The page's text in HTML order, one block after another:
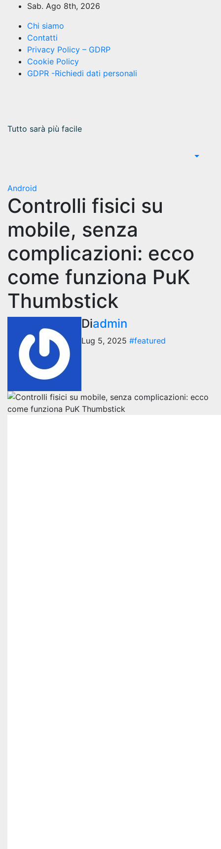
contenuto
Sab. Ago 8th, 2026
Chi siamo
Contatti
Privacy Policy – GDRP
Cookie Policy
GDPR -Richiedi dati personali
Tutto sarà più facile
Android
Controlli fisici su
mobile, senza
complicazioni: ecco
come funziona PuK
Thumbstick
Diadmin
Lug 5, 2025 #featured